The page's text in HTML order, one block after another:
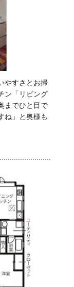
やすさとお掃
ン「リビング
までひと目で
ね」と奥様も